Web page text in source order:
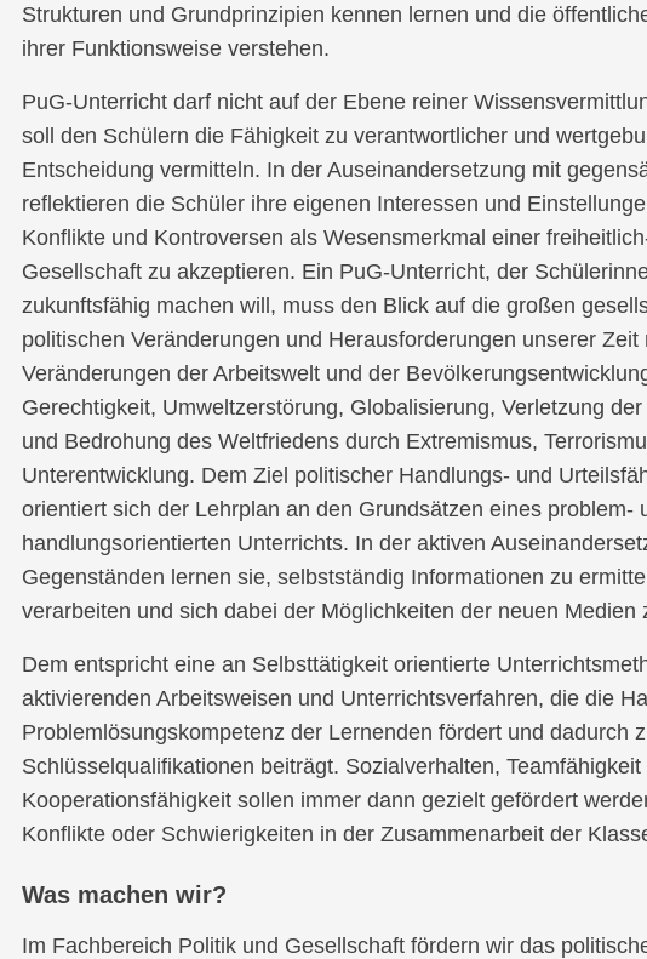
Strukturen und Grundprinzipien kennen lernen und die
ihrer Funktionsweise verstehen.
PuG-Unterricht darf nicht auf der Ebene reiner
soll den Schülern die Fähigkeit zu verantwortlicher und
Entscheidung vermitteln. In der Auseinandersetzung mit
reflektieren die Schüler ihre eigenen Interessen und
Konflikte und Kontroversen als Wesensmerkmal einer
Gesellschaft zu akzeptieren. Ein PuG-Unterricht, der
zukunftsfähig machen will, muss den Blick auf die großen
politischen Veränderungen und Herausforderungen unserer Zeit
Veränderungen der Arbeitswelt und der
Gerechtigkeit, Umweltzerstörung, Globalisierung, Verletzung
und Bedrohung des Weltfriedens durch Extremismus,
Unterentwicklung. Dem Ziel politischer Handlungs- und
orientiert sich der Lehrplan an den Grundsätzen eines problem-
handlungsorientierten Unterrichts. In der aktiven
Gegenständen lernen sie, selbstständig Informationen zu
verarbeiten und sich dabei der Möglichkeiten der neuen Medien
Dem entspricht eine an Selbsttätigkeit orientierte
aktivierenden Arbeitsweisen und Unterrichtsverfahren, die die
Problemlösungskompetenz der Lernenden fördert und dadurch
Schlüsselqualifikationen beiträgt. Sozialverhalten, Teamfähigkeit
Kooperationsfähigkeit sollen immer dann gezielt gefördert
Konflikte oder Schwierigkeiten in der Zusammenarbeit der
Was machen wir?
Im Fachbereich Politik und Gesellschaft fördern wir das